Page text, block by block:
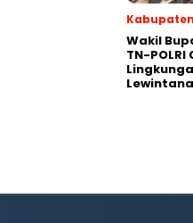
Wakil
TN-